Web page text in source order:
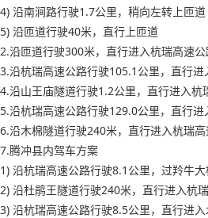
4) 沿南涧路行驶1.7公里，稍向左转上匝道
5) 沿匝道行驶40米，直行上匝道
2.沿匝道行驶300米，直行进入杭瑞高速
3.沿杭瑞高速公路行驶105.1公里，直行进
4.沿山王庙隧道行驶1.2公里，直行进入杭
5.沿杭瑞高速公路行驶129.0公里，直行进
6.沿木棉隧道行驶240米，直行进入杭瑞
7.腾冲县内驾车方案
1) 沿杭瑞高速公路行驶8.1公里，过羚牛
2) 沿杜鹃王隧道行驶240米，直行进入杭
3) 沿杭瑞高速公路行驶8.5公里，直行进